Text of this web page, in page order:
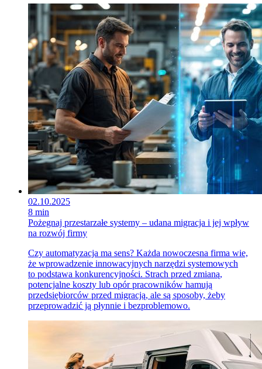
02.10.2025
8 min
Pożegnaj przestarzałe systemy – udana migracja i jej wpływ
na rozwój firmy
Czy automatyzacja ma sens? Każda nowoczesna firma wie,
że wprowadzenie innowacyjnych narzędzi systemowych
to podstawa konkurencyjności. Strach przed zmianą,
potencjalne koszty lub opór pracowników hamują
przedsiębiorców przed migracją, ale są sposoby, żeby
przeprowadzić ją płynnie i bezproblemowo.